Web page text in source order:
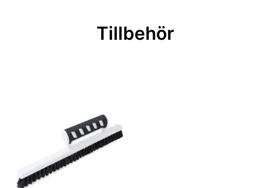
Rullängd: 10,05 m
väggen
Leverantörens artikelnummer:
484564
Tillbehör